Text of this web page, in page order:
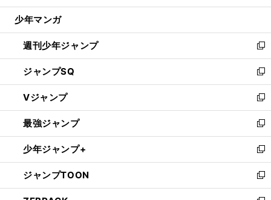
ウ
開
く
少年マンガ
週刊少年ジャンプ
新
し
い
ウ
ィ
ン
ド
ウ
で
開
く
ジャンプSQ
新
し
い
ウ
ィ
ン
ド
ウ
で
開
Vジャンプ
新
し
い
ウ
ィ
ン
ド
ウ
最強ジャンプ
新
し
い
ウ
ィ
ン
少年ジャンプ+
新
し
い
ウ
ジャンプTOON
新
し